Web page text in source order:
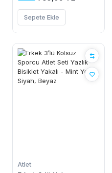
Sepete Ekle
Atlet